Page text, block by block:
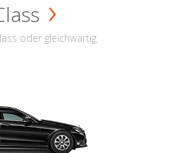
oder gleichwärtig